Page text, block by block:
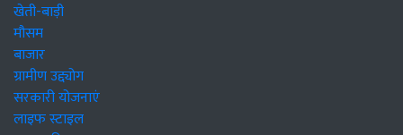
खेती-बाड़ी
मौसम
बाजार
ग्रामीण उद्द्योग
सरकारी योजनाएं
लाइफ स्टाइल